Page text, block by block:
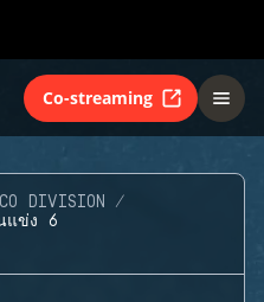
Co-streaming
DIVISION
ข่ง 6